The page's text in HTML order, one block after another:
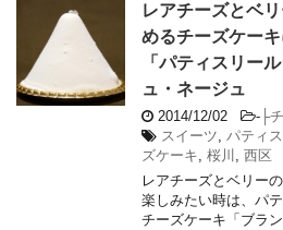
レアチーズとベ
めるチーズケー
「パティスリー
ュ・ネージュ
2014/12/02 - ├
スイーツ, パティ
ズケーキ, 桜川 , 西区
レアチーズとベリー
楽しみたい時は、パ
チーズケーキ「ブラ